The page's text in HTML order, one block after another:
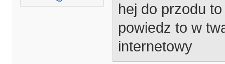
hej do przodu
powiedz to w
internetowy